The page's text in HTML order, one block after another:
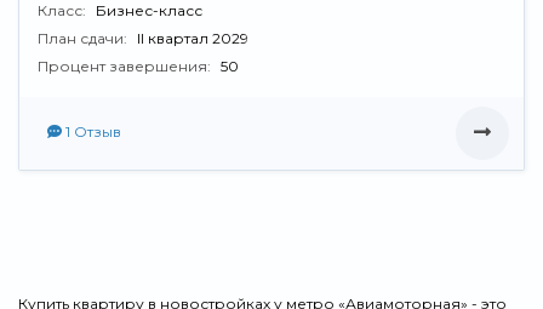
Класс:
Бизнес-класс
План сдачи:
II квартал 2029
Процент завершения: 50
1 Отзыв
Купить квартиру в новостройках у метро «Авиамоторная» - это